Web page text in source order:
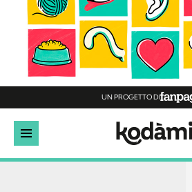
UN PROGETTO DI